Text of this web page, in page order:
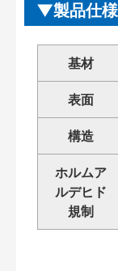
製品仕様
基材
表面
構造
ホルムア
ルデヒド
規制